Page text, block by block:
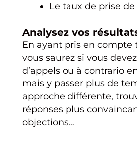
Le taux de prise
Analysez vos
En ayant pris en compte
vous saurez si vous
d’appels ou à contrario
mais y passer plus de
approche différente,
réponses plus
objections…